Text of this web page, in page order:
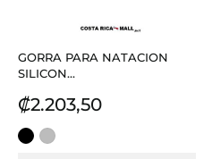
GORRA PARA NATACION
SILICON...
Precio
₡2.203,50
NEGROPLATEADO